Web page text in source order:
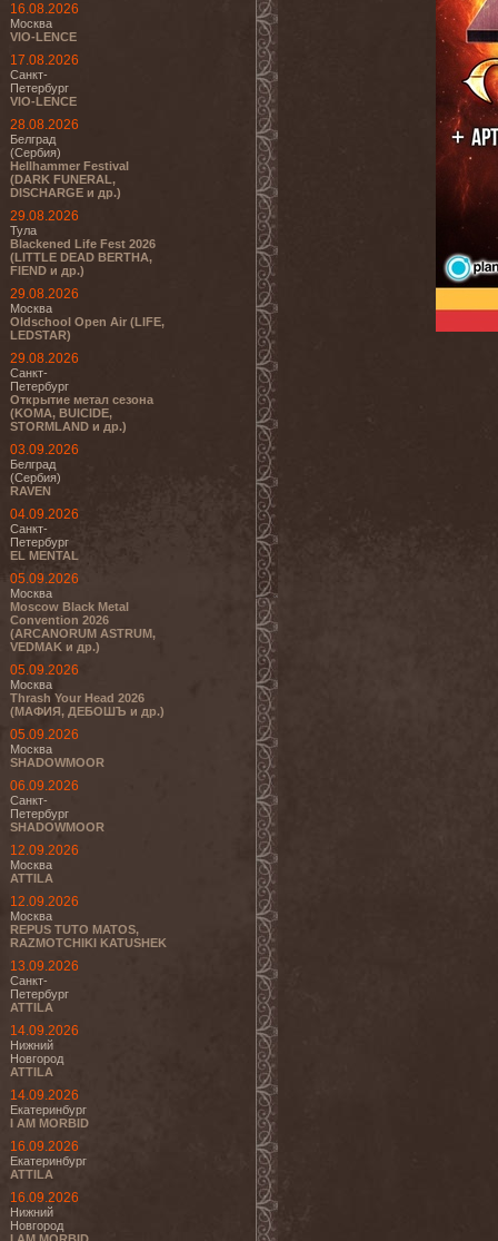
16.08.2026
Москва
VIO-LENCE
17.08.2026
Санкт-
Петербург
VIO-LENCE
28.08.2026
Белград
(Сербия)
Hellhammer Festival
(DARK FUNERAL,
DISCHARGE и др.)
29.08.2026
Тула
Blackened Life Fest 2026
(LITTLE DEAD BERTHA,
FIEND и др.)
29.08.2026
Москва
Oldschool Open Air (LIFE,
LEDSTAR)
29.08.2026
Санкт-
Петербург
Открытие метал сезона
(KOMA, BUICIDE,
STORMLAND и др.)
03.09.2026
Белград
(Сербия)
RAVEN
04.09.2026
Санкт-
Петербург
EL MENTAL
05.09.2026
Москва
Moscow Black Metal
Convention 2026
(ARCANORUM ASTRUM,
VEDMAK и др.)
05.09.2026
Москва
Thrash Your Head 2026
(МАФИЯ, ДЕБОШЪ и др.)
05.09.2026
Москва
SHADOWMOOR
06.09.2026
Санкт-
Петербург
SHADOWMOOR
12.09.2026
Москва
ATTILA
12.09.2026
Москва
REPUS TUTO MATOS,
RAZMOTCHIKI KATUSHEK
13.09.2026
Санкт-
Петербург
ATTILA
14.09.2026
Нижний
Новгород
ATTILA
14.09.2026
Екатеринбург
I AM MORBID
16.09.2026
Екатеринбург
ATTILA
16.09.2026
Нижний
Новгород